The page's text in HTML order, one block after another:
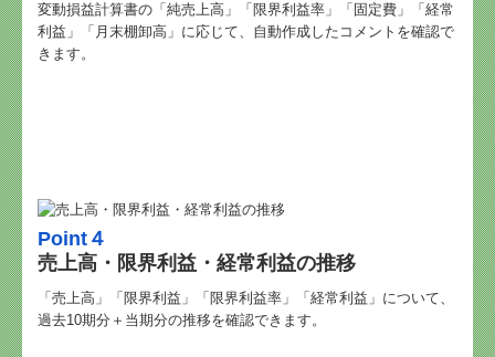
変動損益計算書の「純売上高」「限界利益率」「固定費」「経常
利益」「月末棚卸高」に応じて、自動作成したコメントを確認で
きます。
Point４
売上高・限界利益・経常利益の推移
「売上高」「限界利益」「限界利益率」「経常利益」について、
過去10期分＋当期分の推移を確認できます。